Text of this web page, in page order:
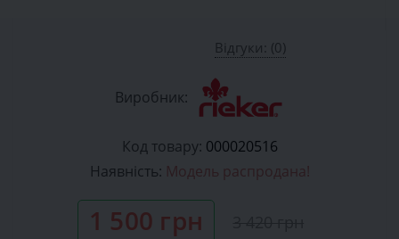
Відгуки: (0)
Виробник:
Код товару: 000020516
Наявність: Модель распродана!
1 500 грн